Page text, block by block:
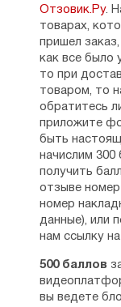
Отзовик.Ру.
товарах,
пришел
как все было
то при
товаром, то
обратитесь
приложите
быть
начислим
получить
отзыве
номер
данные), или
нам ссылку
500 баллов
вы ведете